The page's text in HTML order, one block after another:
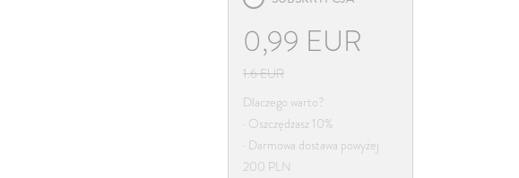
0,99 EUR
1.6EUR
Dlaczego warto?
· Oszczędzasz 10%
· Darmowa dostawa powyżej
200 PLN